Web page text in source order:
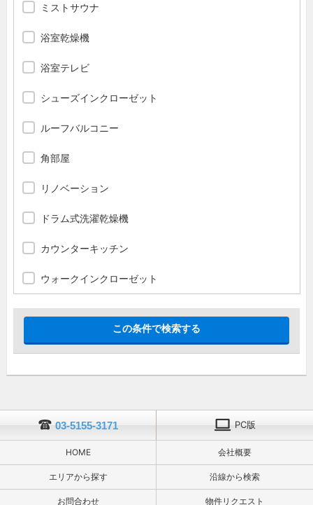
ミストサウナ
浴室乾燥機
浴室テレビ
シューズインクローゼット
ルーフバルコニー
角部屋
リノベーション
ドラム式洗濯乾燥機
カウンターキッチン
ウォークインクローゼット
03-5155-3171 PC版
HOME 会社概要
エリアから探す 沿線から検索
お問合わせ 物件リクエスト